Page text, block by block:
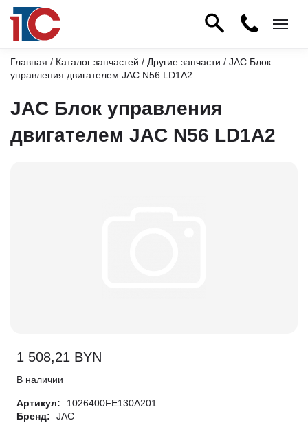
Главная / Каталог запчастей / Другие запчасти / JAC Блок
управления двигателем JAC N56 LD1A2
JAC Блок управления
двигателем JAC N56 LD1A2
1 508,21 BYN
В наличии
Артикул:
1026400FE130A201
Бренд:
JAC